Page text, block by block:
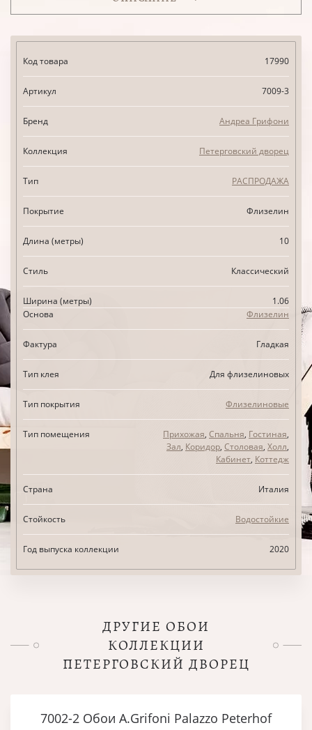
Код товара 17990
Артикул 7009-3
Бренд Андреа Грифони
Коллекция Петерговский дворец
Тип РАСПРОДАЖА
Покрытие Флизелин
Длина (метры) 10
Стиль Классический
Ширина (метры)
1.06
Основа
Флизелин
Фактура Гладкая
Тип клея Для флизелиновых
Тип покрытия Флизелиновые
Тип помещения Прихожая, Спальня, Гостиная,
Зал, Коридор, Столовая, Холл,
Кабинет, Коттедж
Страна Италия
Стойкость Водостойкие
Год выпуска коллекции 2020
ДРУГИЕ ОБОИ
КОЛЛЕКЦИИ
ПЕТЕРГОВСКИЙ ДВОРЕЦ
7002-2 Обои A.Grifoni Palazzo Peterhof